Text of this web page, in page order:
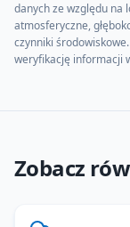
danych ze względu na
atmosferyczne,
czynniki
weryfikację informacji
Zobacz